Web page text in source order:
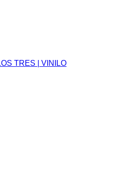
TRES | VINILO